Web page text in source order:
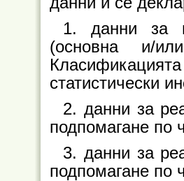
1. данни за
(основна и/
статистически
2. данни за
подпомагане по
3. данни за
подпомагане по